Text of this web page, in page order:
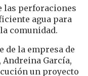
las perforaciones
agua para
comunidad.
de la empresa de
Andreina García,
un proyecto